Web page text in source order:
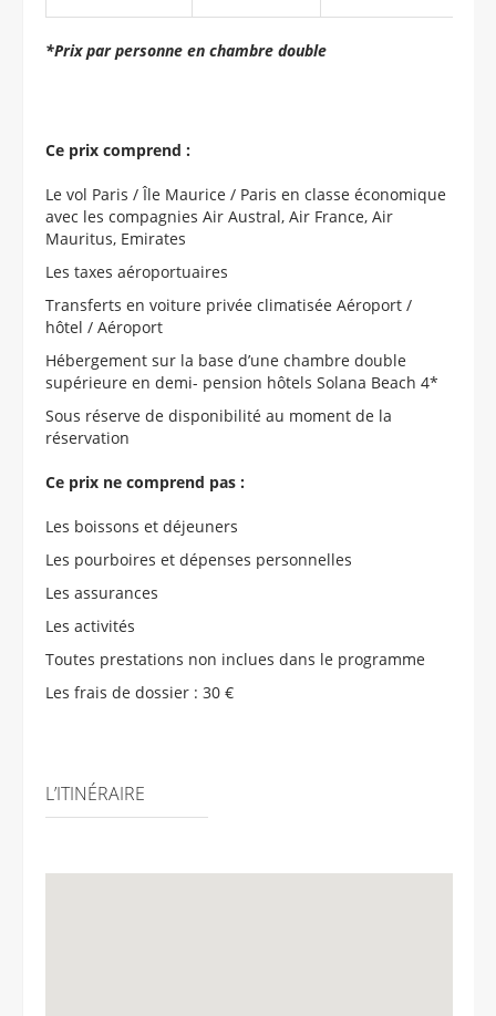
*Prix par personne en chambre double
Ce prix comprend :
Le vol Paris / Île Maurice / Paris en classe économique
avec les compagnies Air Austral, Air France, Air
Mauritus, Emirates
Les taxes aéroportuaires
Transferts en voiture privée climatisée Aéroport /
hôtel / Aéroport
Hébergement sur la base d’une chambre double
supérieure en demi- pension hôtels Solana Beach 4*
Sous réserve de disponibilité au moment de la
réservation
Ce prix ne comprend pas :
Les boissons et déjeuners
Les pourboires et dépenses personnelles
Les assurances
Les activités
Toutes prestations non inclues dans le programme
Les frais de dossier : 30 €
L’ITINÉRAIRE